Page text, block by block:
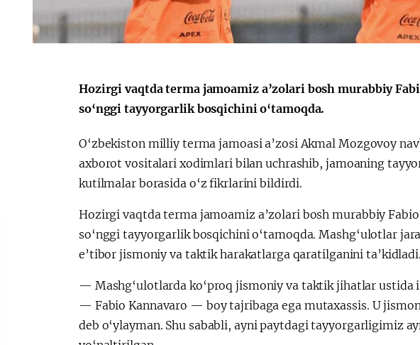
Sohibqiron Amir
O‘zbekiston va
Paragvay hamkorligi
Huquqiy
Hozirgi vaqtda terma jamoamiz a’zolari bosh murabbiy
so‘nggi tayyorgarlik bosqichini o‘tamoqda.
O‘zbekiston milliy terma jamoasi a’zosi Akmal Mozgovoy
axborot vositalari xodimlari bilan uchrashib, jamoaning
kutilmalar borasida o‘z fikrlarini bildirdi.
Hozirgi vaqtda terma jamoamiz a’zolari bosh murabbiy
so‘nggi tayyorgarlik bosqichini o‘tamoqda. Mashg‘ulotlar
e’tibor jismoniy va taktik harakatlarga qaratilganini ta’kidladi.
— Mashg‘ulotlarda ko‘proq jismoniy va taktik jihatlar
— Fabio Kannavaro — boy tajribaga ega mutaxassis. U
deb o‘ylayman. Shu sababli, ayni paytdagi tayyorgarligimiz